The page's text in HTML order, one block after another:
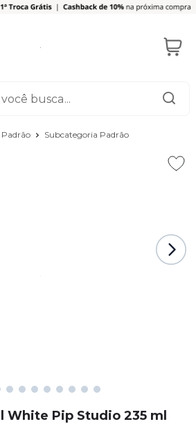
Subcategoria Padrão
White Pip Studio 235 ml